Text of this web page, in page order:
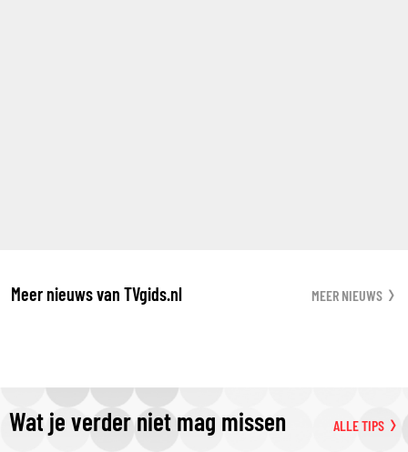
Meer nieuws van TVgids.nl MEER NIEUWS
Wat je verder niet mag missen ALLE TIPS